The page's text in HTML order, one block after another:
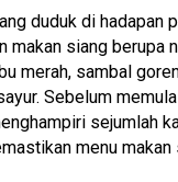
duduk di hadapan
makan siang berupa
merah, sambal
Sebelum
sejumlah
menu makan